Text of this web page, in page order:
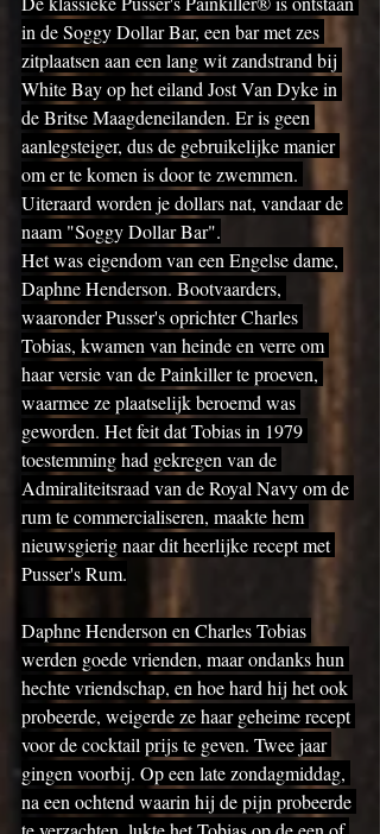
in de Soggy Dollar Bar, een bar met zes
zitplaatsen aan een lang wit zandstrand bij
White Bay op het eiland Jost Van Dyke in
de Britse Maagdeneilanden. Er is geen
aanlegsteiger, dus de gebruikelijke manier
om er te komen is door te zwemmen.
Uiteraard worden je dollars nat, vandaar de
naam "Soggy Dollar Bar".
Het was eigendom van een Engelse dame,
Daphne Henderson. Bootvaarders,
waaronder Pusser's oprichter Charles
Tobias, kwamen van heinde en verre om
haar versie van de Painkiller te proeven,
waarmee ze plaatselijk beroemd was
geworden. Het feit dat Tobias in 1979
toestemming had gekregen van de
Admiraliteitsraad van de Royal Navy om de
rum te commercialiseren, maakte hem
nieuwsgierig naar dit heerlijke recept met
Pusser's Rum.
Daphne Henderson en Charles Tobias
werden goede vrienden, maar ondanks hun
hechte vriendschap, en hoe hard hij het ook
probeerde, weigerde ze haar geheime recept
voor de cocktail prijs te geven. Twee jaar
gingen voorbij. Op een late zondagmiddag,
na een ochtend waarin hij de pijn probeerde